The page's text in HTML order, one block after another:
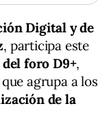
Digital y de
, participa este
foro D9+,
agrupa a los
de la